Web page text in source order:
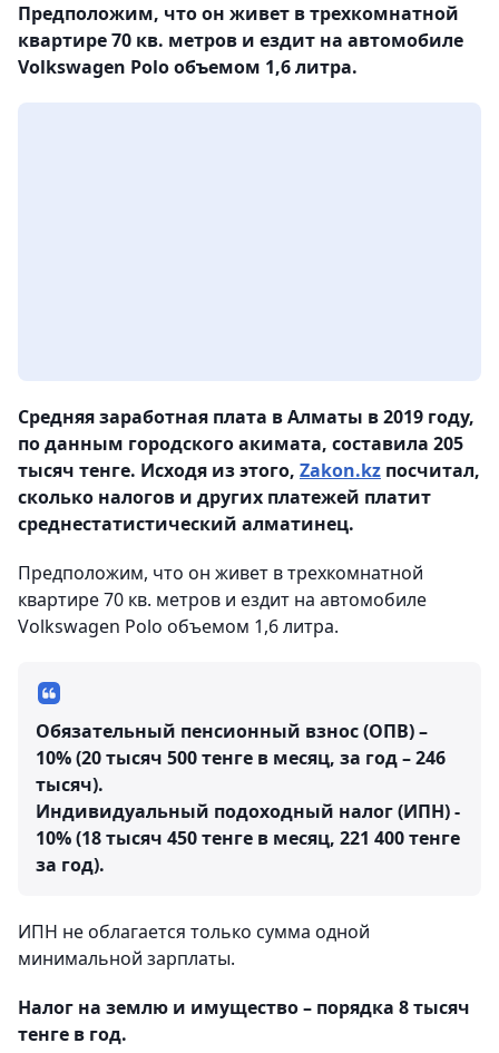
Предположим, что он живет в трехкомнатной
квартире 70 кв. метров и ездит на автомобиле
Volkswagen Polo объемом 1,6 литра.
Средняя заработная плата в Алматы в 2019 году,
по данным городского акимата, составила 205
тысяч тенге. Исходя из этого, Zakon.kz посчитал,
сколько налогов и других платежей платит
среднестатистический алматинец.
Предположим, что он живет в трехкомнатной
квартире 70 кв. метров и ездит на автомобиле
Volkswagen Polo объемом 1,6 литра.
Обязательный пенсионный взнос (ОПВ) –
10% (20 тысяч 500 тенге в месяц, за год – 246
тысяч).
Индивидуальный подоходный налог (ИПН) -
10% (18 тысяч 450 тенге в месяц, 221 400 тенге
за год).
ИПН не облагается только сумма одной
минимальной зарплаты.
Налог на землю и имущество – порядка 8 тысяч
тенге в год.